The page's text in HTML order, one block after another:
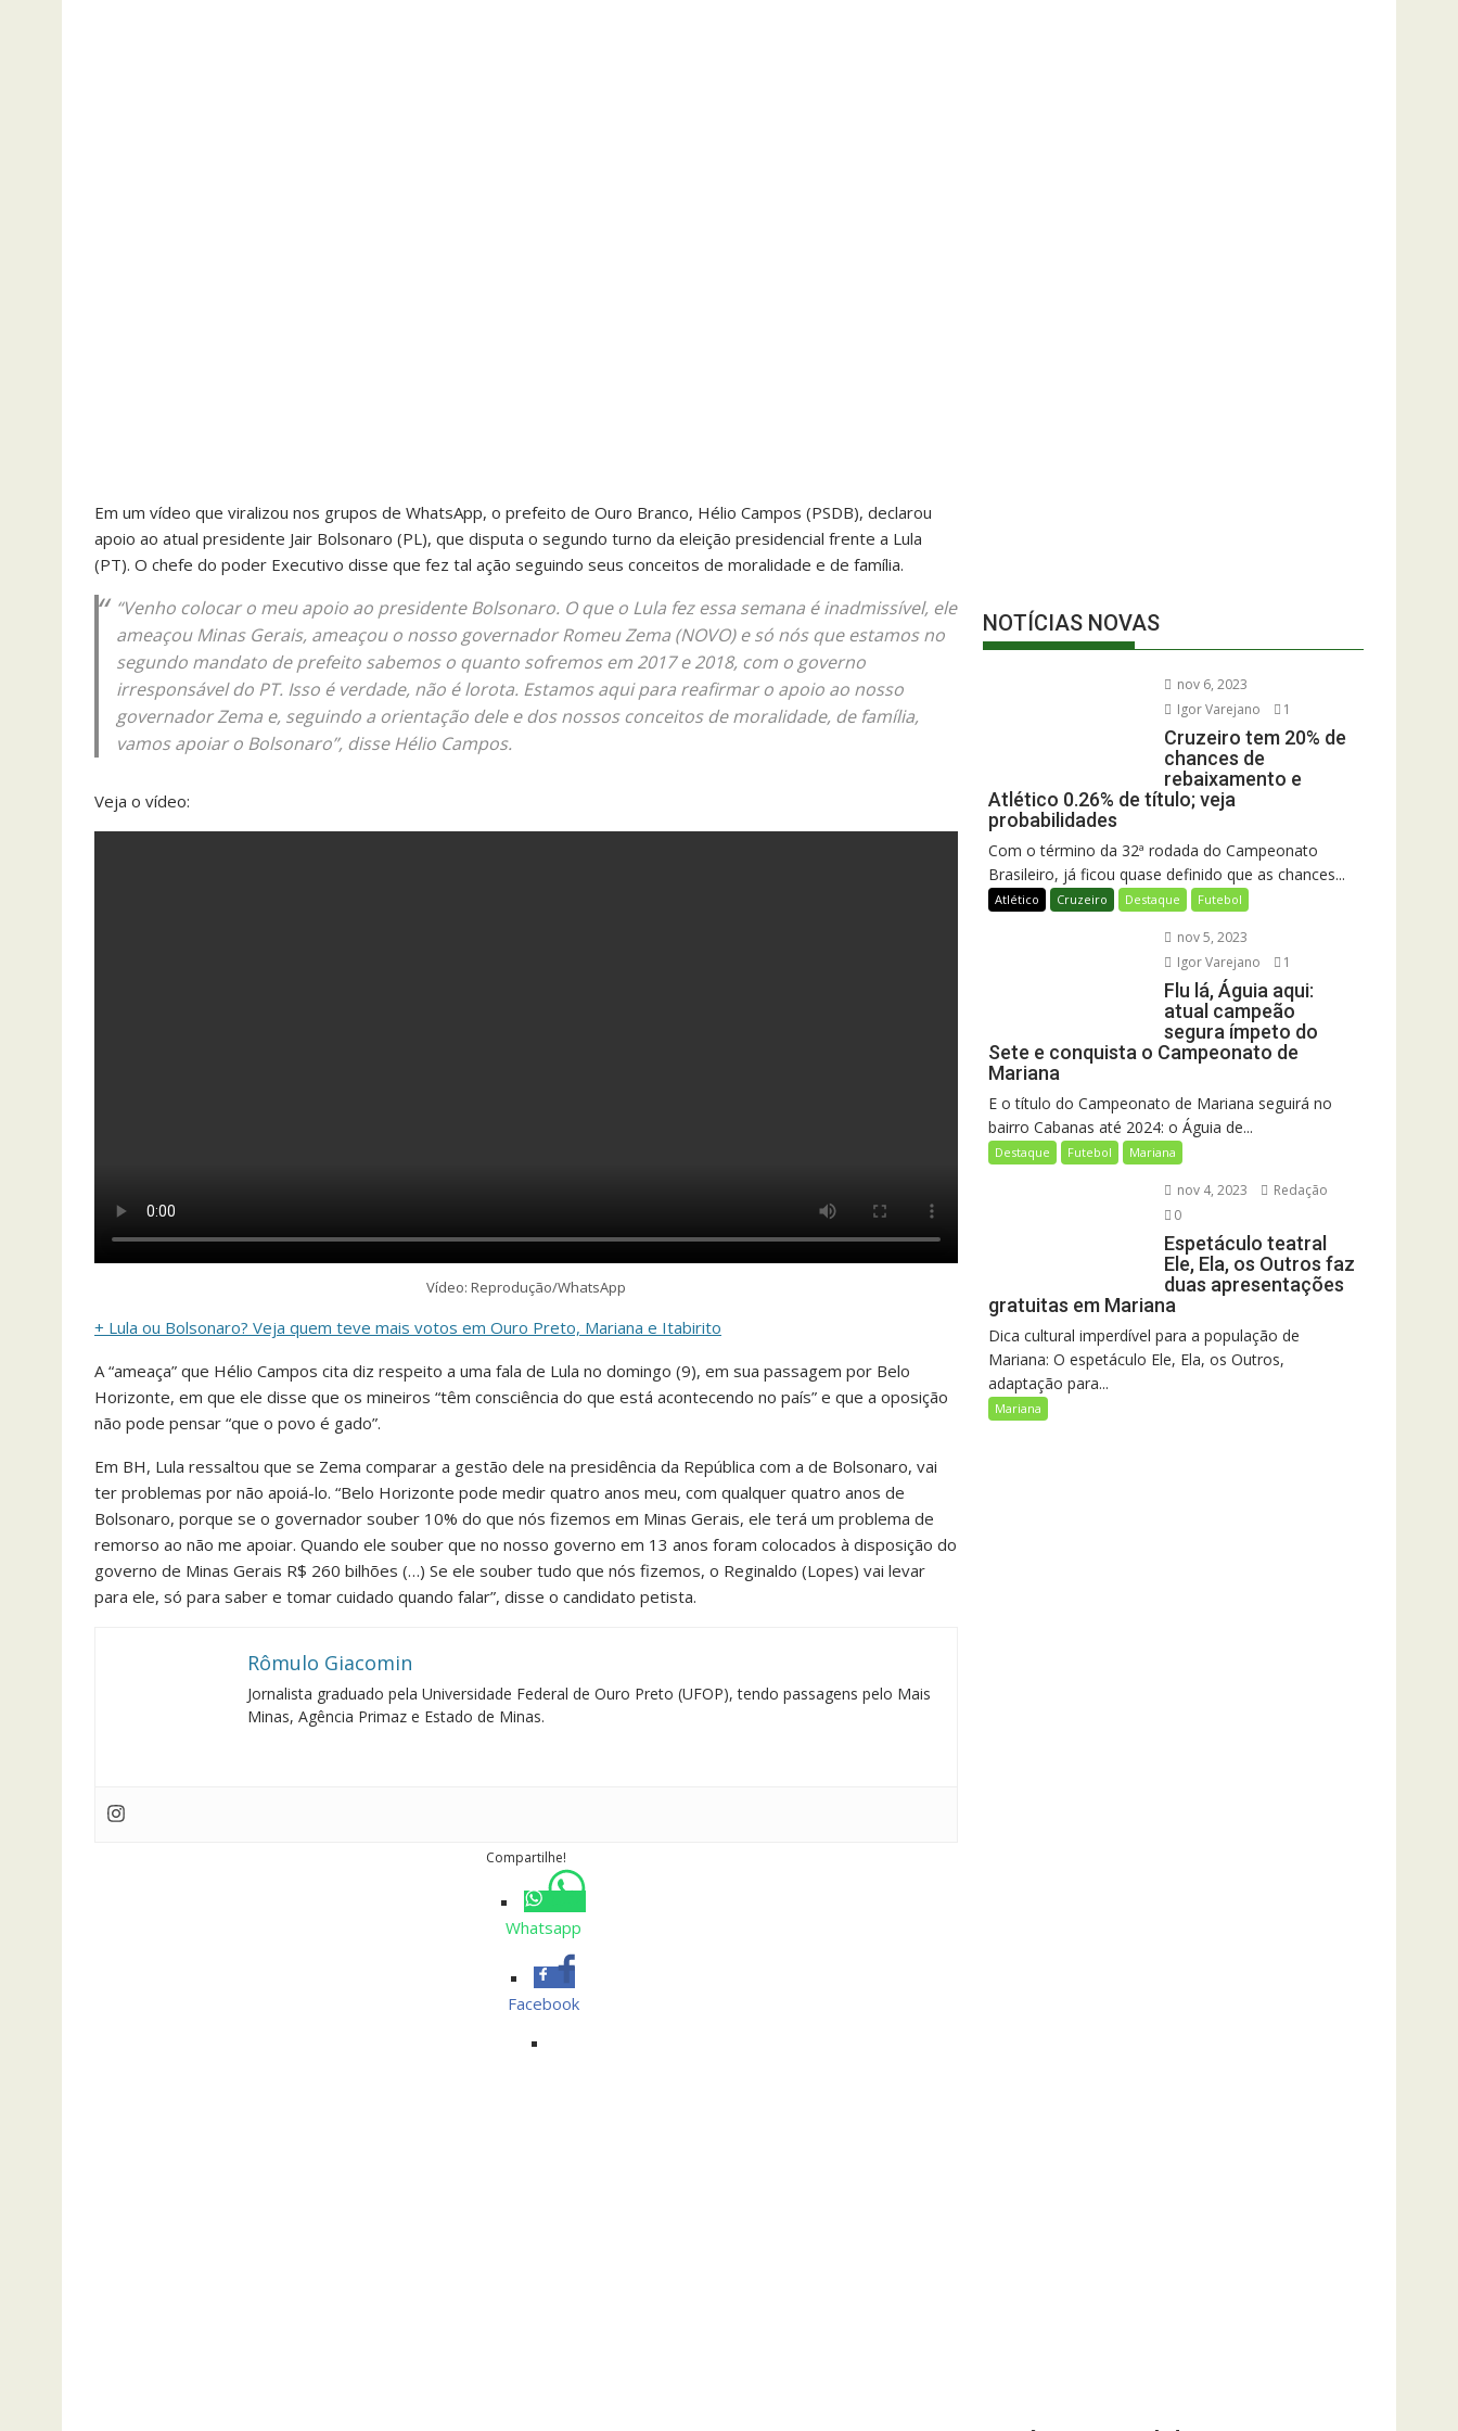
Em um vídeo que viralizou nos grupos de WhatsApp, o prefeito de Ouro Branco, Hélio Campos (PSDB), declarou
apoio ao atual presidente Jair Bolsonaro (PL), que disputa o segundo turno da eleição presidencial frente a Lula
(PT). O chefe do poder Executivo disse que fez tal ação seguindo seus conceitos de moralidade e de família.
“Venho colocar o meu apoio ao presidente Bolsonaro. O que o Lula fez essa semana é inadmissível, ele
ameaçou Minas Gerais, ameaçou o nosso governador Romeu Zema (NOVO) e só nós que estamos no
segundo mandato de prefeito sabemos o quanto sofremos em 2017 e 2018, com o governo
irresponsável do PT. Isso é verdade, não é lorota. Estamos aqui para reafirmar o apoio ao nosso
governador Zema e, seguindo a orientação dele e dos nossos conceitos de moralidade, de família,
vamos apoiar o Bolsonaro”, disse Hélio Campos.
Veja o vídeo:
Vídeo: Reprodução/WhatsApp
+ Lula ou Bolsonaro? Veja quem teve mais votos em Ouro Preto, Mariana e Itabirito
A “ameaça” que Hélio Campos cita diz respeito a uma fala de Lula no domingo (9), em sua passagem por Belo
Horizonte, em que ele disse que os mineiros “têm consciência do que está acontecendo no país” e que a oposição
não pode pensar “que o povo é gado”.
Em BH, Lula ressaltou que se Zema comparar a gestão dele na presidência da República com a de Bolsonaro, vai
ter problemas por não apoiá-lo. “Belo Horizonte pode medir quatro anos meu, com qualquer quatro anos de
Bolsonaro, porque se o governador souber 10% do que nós fizemos em Minas Gerais, ele terá um problema de
remorso ao não me apoiar. Quando ele souber que no nosso governo em 13 anos foram colocados à disposição do
governo de Minas Gerais R$ 260 bilhões (…) Se ele souber tudo que nós fizemos, o Reginaldo (Lopes) vai levar
para ele, só para saber e tomar cuidado quando falar”, disse o candidato petista.
Rômulo Giacomin
Jornalista graduado pela Universidade Federal de Ouro Preto (UFOP), tendo passagens pelo Mais
Minas, Agência Primaz e Estado de Minas.
Compartilhe!
Whatsapp
Facebook
NOTÍCIAS NOVAS
nov 6, 2023
Igor Varejano
1
Cruzeiro tem 20% de
chances de
rebaixamento e
Atlético 0.26% de título; veja
probabilidades
Com o término da 32ª rodada do Campeonato
Brasileiro, já ficou quase definido que as chances...
Atlético Cruzeiro Destaque Futebol
nov 5, 2023
Igor Varejano
1
Flu lá, Águia aqui:
atual campeão
segura ímpeto do
Sete e conquista o Campeonato de
Mariana
E o título do Campeonato de Mariana seguirá no
bairro Cabanas até 2024: o Águia de...
Destaque Futebol Mariana
nov 4, 2023
Redação
0
Espetáculo teatral
Ele, Ela, os Outros faz
duas apresentações
gratuitas em Mariana
Dica cultural imperdível para a população de
Mariana: O espetáculo Ele, Ela, os Outros,
adaptação para...
Mariana